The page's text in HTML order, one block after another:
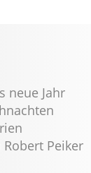
neue Jahr
Peiker